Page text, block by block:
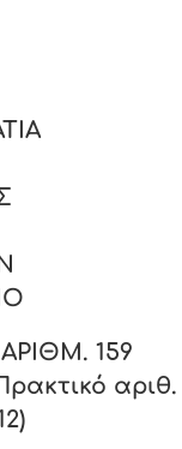
159
αριθ.